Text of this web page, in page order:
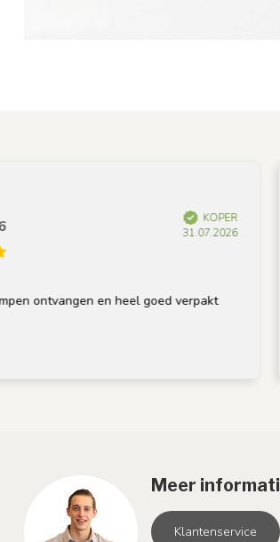
KOPER
31.07.2026
ontvangen en heel goed verpakt
Meer
Klantenservice